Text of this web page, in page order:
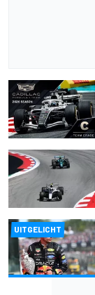
UITGELICHT